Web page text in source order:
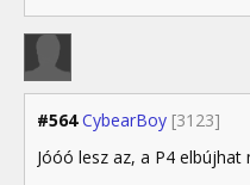
#564 CybearBoy [3123]
Jóóó lesz az, a P4